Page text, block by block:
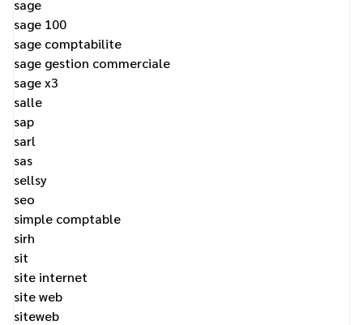
sage
sage 100
sage comptabilite
sage gestion commerciale
sage x3
salle
sap
sarl
sas
sellsy
seo
simple comptable
sirh
sit
site internet
site web
siteweb